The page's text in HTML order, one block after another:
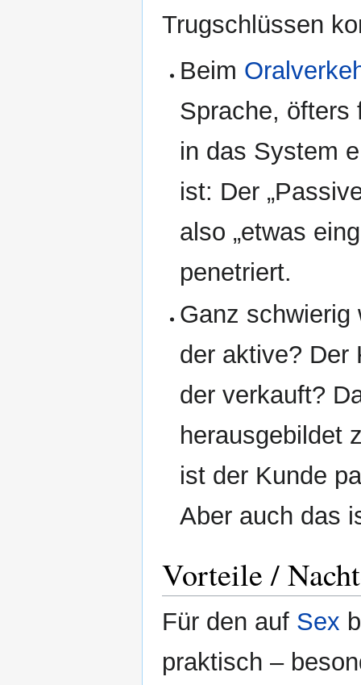
Trugschlüssen
Beim
Sprache, öfters
in das System
ist: Der
also „etwas
penetriert.
Ganz schwierig
der aktive? Der
der verkauft?
herausgebildet
ist der Kunde
Aber auch das
Vorteile /
Für den auf Sex
praktisch –